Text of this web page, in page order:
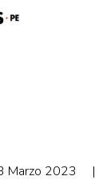
Marzo 2023 |